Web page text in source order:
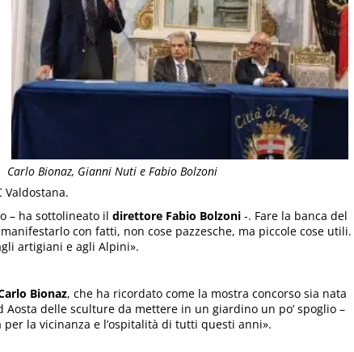
Carlo Bionaz, Gianni Nuti e Fabio Bolzoni
Valdostana.
– ha sottolineato il direttore Fabio Bolzoni -. Fare la banca del
con fatti, non cose pazzesche, ma piccole cose utili.
artigiani e agli Alpini».
Bionaz, che ha ricordato come la mostra concorso sia nata
delle sculture da mettere in un giardino un po’ spoglio –
la vicinanza e l’ospitalità di tutti questi anni».